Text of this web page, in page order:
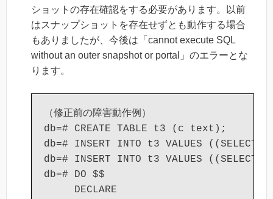
ショットの存在確認をする必要があります。以前
はスナップショットを存在せずとも動作する場合
もありましたが、今後は「cannot execute SQL
without an outer snapshot or portal」のエラーとな
ります。
（修正前の障害動作例）
db=# CREATE TABLE t3 (c text);
db=# INSERT INTO t3 VALUES
db=# INSERT INTO t3 VALUES
db=# DO $$
     DECLARE